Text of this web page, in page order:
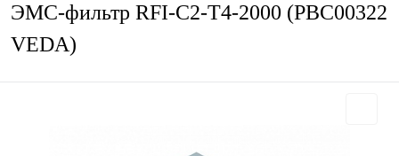
ЭМС-фильтр RFI-C2-T4-2000 (PBC00322
VEDA)